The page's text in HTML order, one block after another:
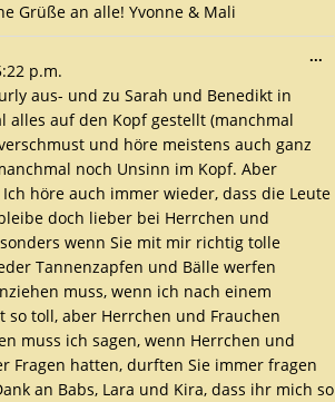
Grüße an alle! Yvonne & Mali
p.m.
aus- und zu Sarah und Benedikt in
alles auf den Kopf gestellt (manchmal
und höre meistens auch ganz
noch Unsinn im Kopf. Aber
höre auch immer wieder, dass die Leute
doch lieber bei Herrchen und
wenn Sie mit mir richtig tolle
Tannenzapfen und Bälle werfen
muss, wenn ich nach einem
toll, aber Herrchen und Frauchen
muss ich sagen, wenn Herrchen und
Fragen hatten, durften Sie immer fragen
an Babs, Lara und Kira, dass ihr mich so
...